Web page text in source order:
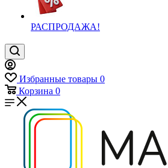
РАСПРОДАЖА!
Избранные товары 0
Корзина 0